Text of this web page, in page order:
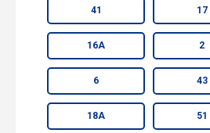
41 17
16А 2
6 43
18А 51